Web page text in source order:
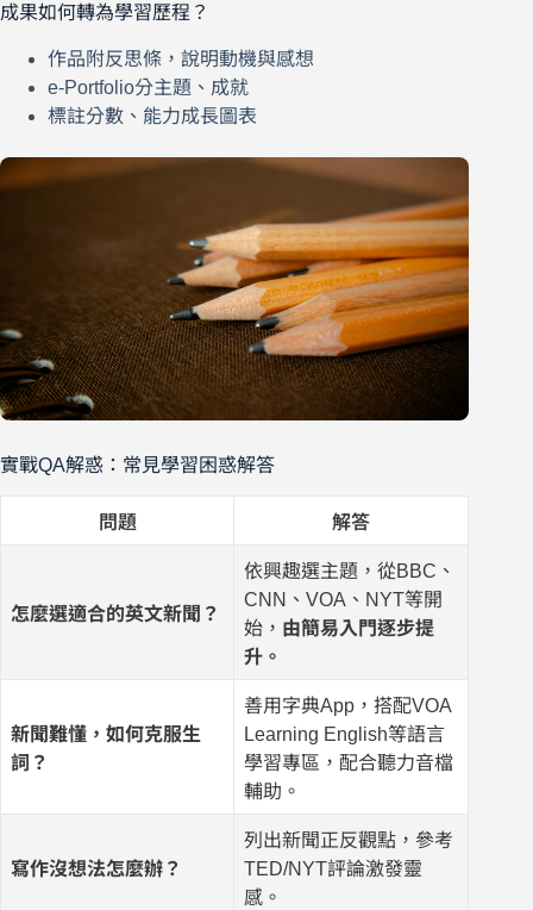
成果如何轉為學習歷程？
作品附反思條，說明動機與感想
e-Portfolio分主題、成就
標註分數、能力成長圖表
實戰QA解惑：常見學習困惑解答
問題 解答
怎麼選適合的英文新聞？
依興趣選主題，從BBC、
CNN、VOA、NYT等開
始， 由簡易入門逐步提
升。
新聞難懂，如何克服生
詞？
善用字典App，搭配VOA
Learning English等語言
學習專區，配合聽力音檔
輔助。
寫作沒想法怎麼辦？
列出新聞正反觀點，參考
TED/NYT評論激發靈
感。